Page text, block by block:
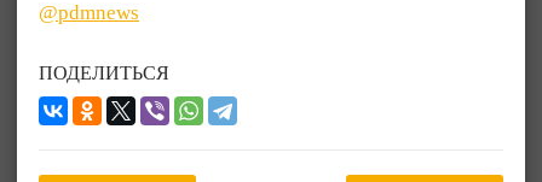
@pdmnews
ПОДЕЛИТЬСЯ